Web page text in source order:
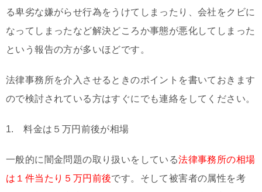
る卑劣な嫌がらせ行為をうけてしまったり、会社をクビに
なってしまったなど解決どころか事態が悪化してしまった
という報告の方が多いほどです。
法律事務所を介入させるときのポイントを書いておきます
ので検討されている方はすぐにでも連絡をしてください。
1. 料金は５万円前後が相場
一般的に闇金問題の取り扱いをしている法律事務所の相場
は１件当たり５万円前後です。そして被害者の属性を考